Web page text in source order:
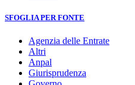
SFOGLIA PER FONTE
Agenzia delle Entrate
Altri
Anpal
Giurisprudenza